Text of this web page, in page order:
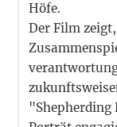
Höfe.
Der Film
"Shepherding